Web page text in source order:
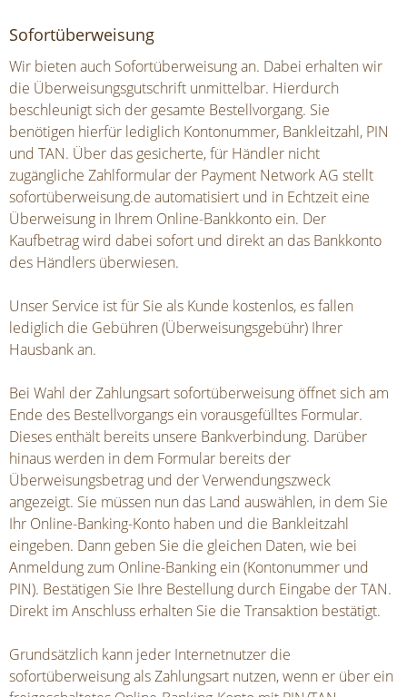
Sofortüberweisung
Wir bieten auch Sofortüberweisung an. Dabei erhalten wir
die Überweisungsgutschrift unmittelbar. Hierdurch
beschleunigt sich der gesamte Bestellvorgang. Sie
benötigen hierfür lediglich Kontonummer, Bankleitzahl, PIN
und TAN. Über das gesicherte, für Händler nicht
zugängliche Zahlformular der Payment Network AG stellt
sofortüberweisung.de automatisiert und in Echtzeit eine
Überweisung in Ihrem Online-Bankkonto ein. Der
Kaufbetrag wird dabei sofort und direkt an das Bankkonto
des Händlers überwiesen.
Unser Service ist für Sie als Kunde kostenlos, es fallen
lediglich die Gebühren (Überweisungsgebühr) Ihrer
Hausbank an.
Bei Wahl der Zahlungsart sofortüberweisung öffnet sich am
Ende des Bestellvorgangs ein vorausgefülltes Formular.
Dieses enthält bereits unsere Bankverbindung. Darüber
hinaus werden in dem Formular bereits der
Überweisungsbetrag und der Verwendungszweck
angezeigt. Sie müssen nun das Land auswählen, in dem Sie
Ihr Online-Banking-Konto haben und die Bankleitzahl
eingeben. Dann geben Sie die gleichen Daten, wie bei
Anmeldung zum Online-Banking ein (Kontonummer und
PIN). Bestätigen Sie Ihre Bestellung durch Eingabe der TAN.
Direkt im Anschluss erhalten Sie die Transaktion bestätigt.
Grundsätzlich kann jeder Internetnutzer die
sofortüberweisung als Zahlungsart nutzen, wenn er über ein